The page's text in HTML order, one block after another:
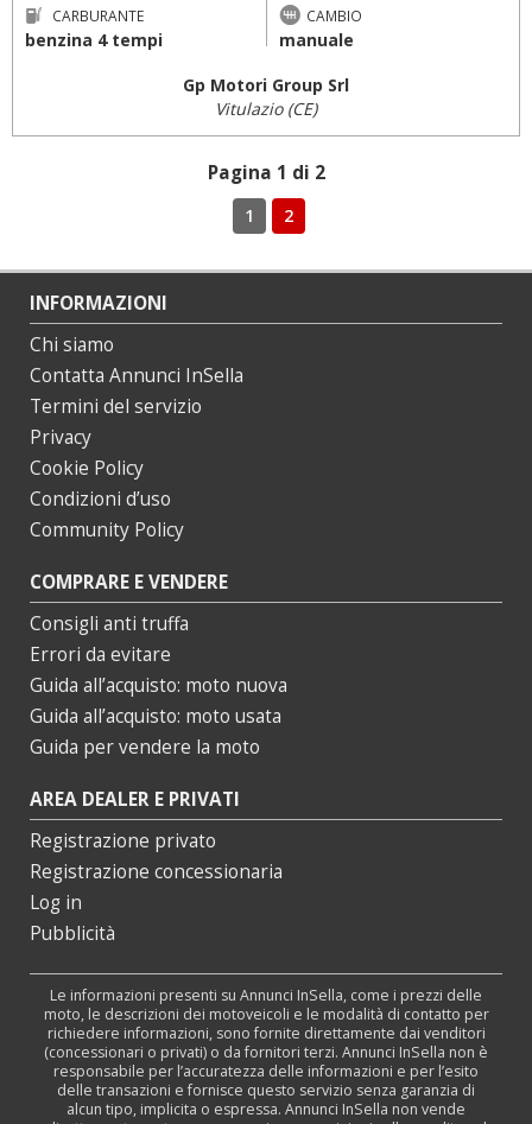
CARBURANTE
benzina 4 tempi
CAMBIO
manuale
Gp Motori Group Srl
Vitulazio (CE)
Pagina 1 di 2
1 2
INFORMAZIONI
Chi siamo
Contatta Annunci InSella
Termini del servizio
Privacy
Cookie Policy
Condizioni d’uso
Community Policy
COMPRARE E VENDERE
Consigli anti truffa
Errori da evitare
Guida all’acquisto: moto nuova
Guida all’acquisto: moto usata
Guida per vendere la moto
AREA DEALER E PRIVATI
Registrazione privato
Registrazione concessionaria
Log in
Pubblicità
Le informazioni presenti su Annunci InSella, come i prezzi delle
moto, le descrizioni dei motoveicoli e le modalità di contatto per
richiedere informazioni, sono fornite direttamente dai venditori
(concessionari o privati) o da fornitori terzi. Annunci InSella non è
responsabile per l’accuratezza delle informazioni e per l’esito
delle transazioni e fornisce questo servizio senza garanzia di
alcun tipo, implicita o espressa. Annunci InSella non vende